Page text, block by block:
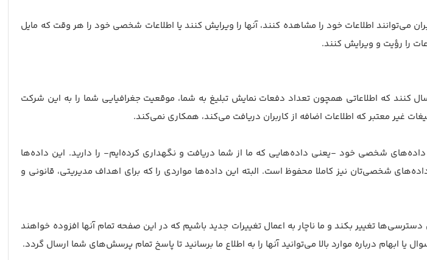
می‌توانند اطلاعات خود را مشاهده کنند، آنها را ویرایش کنند یا اطلاعات شخصی خود را هر وقت که مایل
را رؤیت و ویرایش کنند.
کنند که اطلاعاتی همچون تعداد دفعات نمایش تبلیغ به شما، موقعیت جغرافیایی شما را به این شرکت
غیر معتبر که اطلاعات اضافه از کاربران دریافت می‌کند، همکاری نمی‌کند.
شخصی خود -یعنی داده‌هایی که ما از شما دریافت و نگهداری کرده‌ایم- را دارید. این داده‌ها
شخصی‌تان نیز کاملا محفوظ است. البته این داده‌ها مواردی را که برای اهداف مدیریتی، قانونی و
دسترسی‌ها تغییر بکند و ما ناچار به اعمال تغییرات جدید باشیم که در این صفحه تمام آنها افزوده خواهند
درباره موارد بالا می‌توانید آنها را به اطلاع ما برسانید تا پاسخ تمام پرسش‌های شما ارسال گردد.